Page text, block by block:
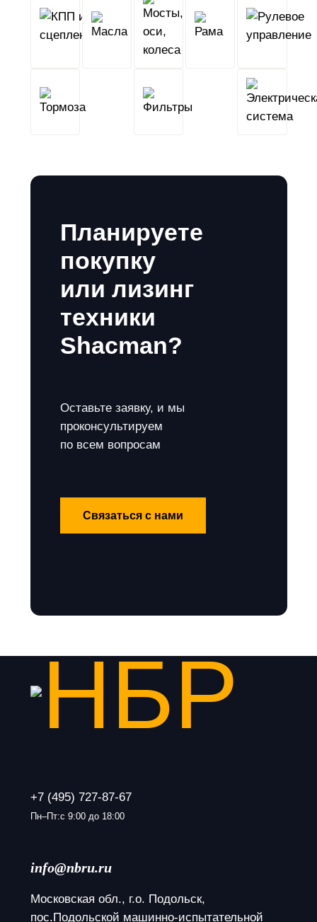
КПП
и
сцепление
Масла
оси,
Рама
Тормоза Фильтры
Планируете
покупку
или лизинг
техники
Shacman?
Оставьте заявку, и мы
проконсультируем
по всем вопросам
Связаться с нами
+7 (495) 727-87-67
Пн–Пт:с 9:00 до 18:00
info@nbru.ru
Московская обл., г.о. Подольск,
пос.Подольской машинно-испытательной